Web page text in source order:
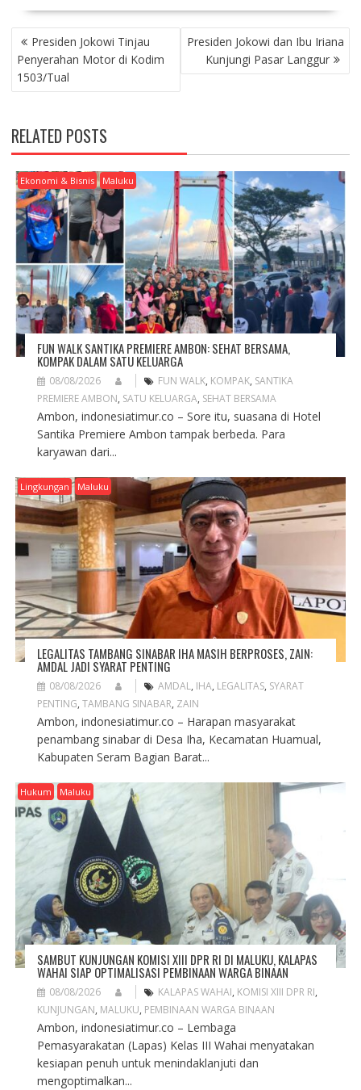
P
O
S
T
A
V
I
G
A
T
N
Presiden Jokowi Tinjau
Penyerahan Motor di Kodim
1503/Tual
Presiden Jokowi dan Ibu Iriana
Kunjungi Pasar Langgur
RELATED POSTS
Ekonomi & Bisnis Maluku
FUN WALK SANTIKA PREMIERE AMBON: SEHAT BERSAMA,
KOMPAK DALAM SATU KELUARGA
08/08/2026 FUN WALK, KOMPAK, SANTIKA
PREMIERE AMBON, SATU KELUARGA, SEHAT BERSAMA
Ambon, indonesiatimur.co – Sore itu, suasana di Hotel
Santika Premiere Ambon tampak berbeda. Para
karyawan dari...
Lingkungan Maluku
LEGALITAS TAMBANG SINABAR IHA MASIH BERPROSES, ZAIN:
AMDAL JADI SYARAT PENTING
08/08/2026 AMDAL, IHA, LEGALITAS, SYARAT
PENTING, TAMBANG SINABAR, ZAIN
Ambon, indonesiatimur.co – Harapan masyarakat
penambang sinabar di Desa Iha, Kecamatan Huamual,
Kabupaten Seram Bagian Barat...
Hukum Maluku
SAMBUT KUNJUNGAN KOMISI XIII DPR RI DI MALUKU, KALAPAS
WAHAI SIAP OPTIMALISASI PEMBINAAN WARGA BINAAN
08/08/2026 KALAPAS WAHAI, KOMISI XIII DPR RI,
KUNJUNGAN, MALUKU, PEMBINAAN WARGA BINAAN
Ambon, indonesiatimur.co – Lembaga
Pemasyarakatan (Lapas) Kelas III Wahai menyatakan
kesiapan penuh untuk menindaklanjuti dan
mengoptimalkan...